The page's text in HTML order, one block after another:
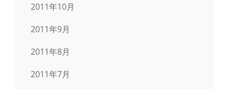
2011年10月
2011年9月
2011年8月
2011年7月